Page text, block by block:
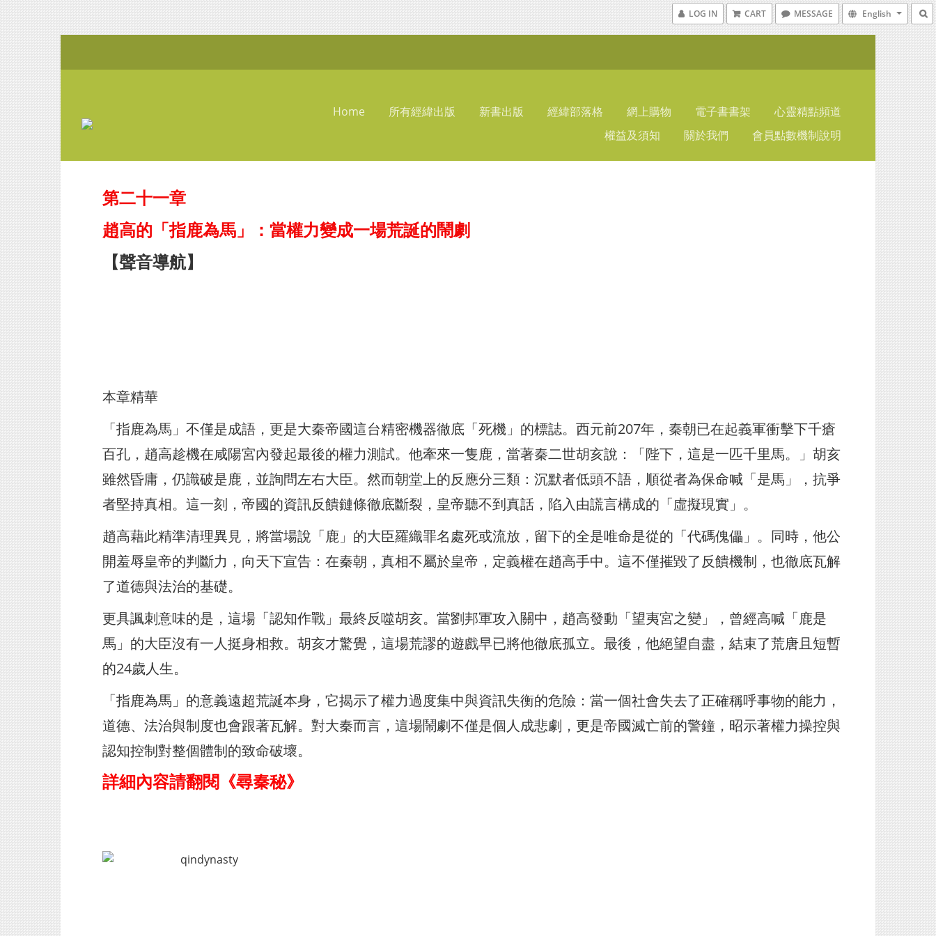
LOG IN CART MESSAGE English
Home 所有經緯出版 新書出版 經緯部落格 網上購物 電子書書架
心靈精點頻道
權益及須知
關於我們 會員點數機制說明
第二十一章
趙高的「指鹿為馬」：當權力變成一場荒誕的鬧劇
【聲音導航】
本章精華
「指鹿為馬」不僅是成語，更是大秦帝國這台精密機器徹底「死機」的標誌。西元前207年，秦朝已在起義軍衝擊下千瘡
百孔，趙高趁機在咸陽宮內發起最後的權力測試。他牽來一隻鹿，當著秦二世胡亥說：「陛下，這是一匹千里馬。」胡亥
雖然昏庸，仍識破是鹿，並詢問左右大臣。然而朝堂上的反應分三類：沉默者低頭不語，順從者為保命喊「是馬」，抗爭
者堅持真相。這一刻，帝國的資訊反饋鏈條徹底斷裂，皇帝聽不到真話，陷入由謊言構成的「虛擬現實」。
趙高藉此精準清理異見，將當場說「鹿」的大臣羅織罪名處死或流放，留下的全是唯命是從的「代碼傀儡」。同時，他公
開羞辱皇帝的判斷力，向天下宣告：在秦朝，真相不屬於皇帝，定義權在趙高手中。這不僅摧毀了反饋機制，也徹底瓦解
了道德與法治的基礎。
更具諷刺意味的是，這場「認知作戰」最終反噬胡亥。當劉邦軍攻入關中，趙高發動「望夷宮之變」，曾經高喊「鹿是
馬」的大臣沒有一人挺身相救。胡亥才驚覺，這場荒謬的遊戲早已將他徹底孤立。最後，他絕望自盡，結束了荒唐且短暫
的24歲人生。
「指鹿為馬」的意義遠超荒誕本身，它揭示了權力過度集中與資訊失衡的危險：當一個社會失去了正確稱呼事物的能力，
道德、法治與制度也會跟著瓦解。對大秦而言，這場鬧劇不僅是個人成悲劇，更是帝國滅亡前的警鐘，昭示著權力操控與
認知控制對整個體制的致命破壞。
詳細內容請翻閱《尋秦秘》